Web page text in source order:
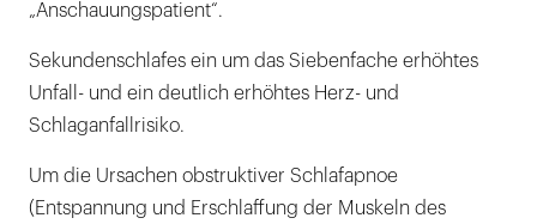
„Anschauungspatient“.
Sekundenschlafes ein um das Siebenfache erhöhtes
Unfall- und ein deutlich erhöhtes Herz- und
Schlaganfallrisiko.
Um die Ursachen obstruktiver Schlafapnoe
(Entspannung und Erschlaffung der Muskeln des